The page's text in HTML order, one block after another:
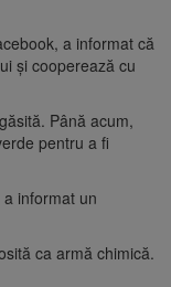
a informat că
şi cooperează cu
Până acum,
pentru a fi
informat un
ca armă chimică.